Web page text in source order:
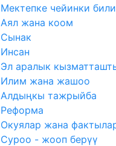
Мектепке чейинки
Аял жана коом
Сынак
Инсан
Эл аралык
Илим жана жашоо
Алдыңкы тажрыйба
Реформа
Окуялар жана
Суроо - жооп берүү